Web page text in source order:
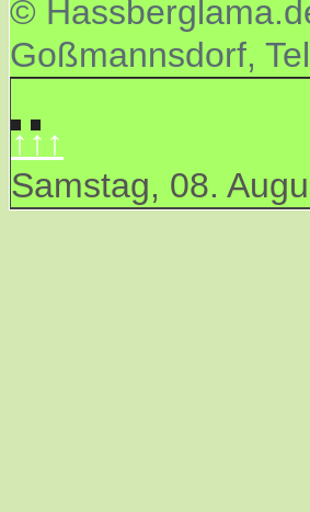
©
Goßmannsdorf,
↑↑↑
Samstag, 08.